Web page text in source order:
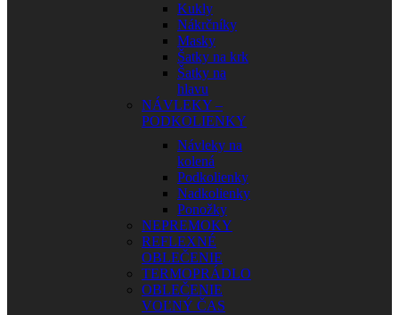
Kukly
Nákrčníky
Masky
Šatky na krk
Šatky na
hlavu
NÁVLEKY –
PODKOLIENKY
Návleky na
kolená
Podkolienky
Nadkolienky
Ponožky
NEPREMOKY
REFLEXNÉ
OBLEČENIE
TERMOPRÁDLO
OBLEČENIE
VOĽNÝ ČAS